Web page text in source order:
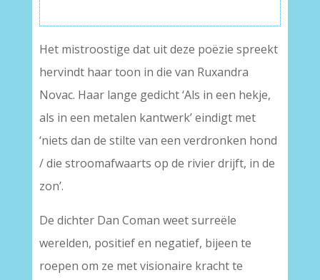
Het mistroostige dat uit deze poëzie spreekt
hervindt haar toon in die van Ruxandra
Novac. Haar lange gedicht ‘Als in een hekje,
als in een metalen kantwerk’ eindigt met
‘niets dan de stilte van een verdronken hond
/ die stroomafwaarts op de rivier drijft, in de
zon’.
De dichter Dan Coman weet surreële
werelden, positief en negatief, bijeen te
roepen om ze met visionaire kracht te